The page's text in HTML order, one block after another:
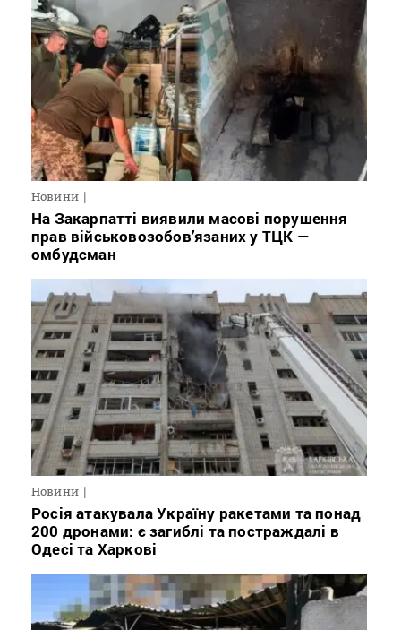
Новини
На Закарпатті виявили масові порушення
прав військовозобов’язаних у ТЦК —
омбудсман
Новини
Росія атакувала Україну ракетами та понад
200 дронами: є загиблі та постраждалі в
Одесі та Харкові